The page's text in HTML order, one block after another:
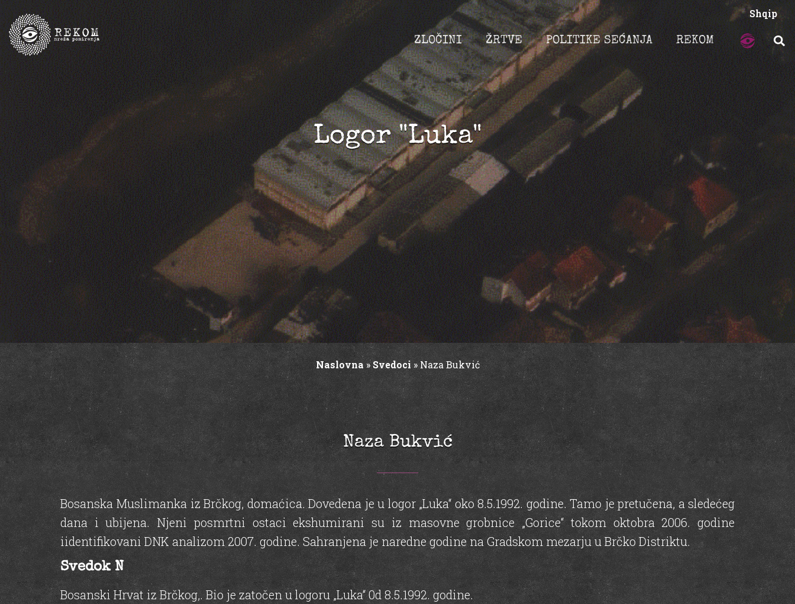
Shqip
ZLOČINI ŽRTVE POLITIKE SEĆANJA REKOM
Logor "Luka"
Naslovna »Svedoci»Naza Bukvić
Naza Bukvić
Bosanska Muslimanka iz Brčkog, domaćica. Dovedena je u logor „Luka“ oko 8.5.1992. godine. Tamo je pretučena, a sledećeg
dana i ubijena. Njeni posmrtni ostaci ekshumirani su iz masovne grobnice „Gorice“ tokom oktobra 2006. godine
iidentifikovani DNK analizom 2007. godine. Sahranjena je naredne godine na Gradskom mezarju u Brčko Distriktu.
Svedok N
Bosanski Hrvat iz Brčkog,. Bio je zatočen u logoru „Luka“ 0d 8.5.1992. godine.